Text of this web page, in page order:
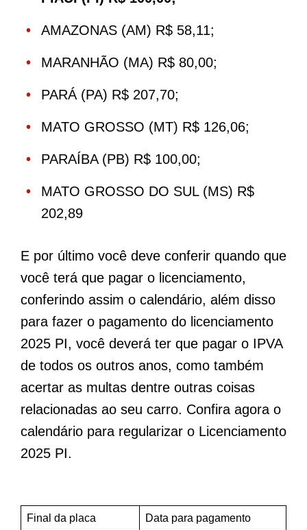
AMAZONAS (AM) R$ 58,11;
MARANHÃO (MA) R$ 80,00;
PARÁ (PA) R$ 207,70;
MATO GROSSO (MT) R$ 126,06;
PARAÍBA (PB) R$ 100,00;
MATO GROSSO DO SUL (MS) R$
202,89
E por último você deve conferir quando que
você terá que pagar o licenciamento,
conferindo assim o calendário, além disso
para fazer o pagamento do licenciamento
2025 PI, você deverá ter que pagar o IPVA
de todos os outros anos, como também
acertar as multas dentre outras coisas
relacionadas ao seu carro. Confira agora o
calendário para regularizar o Licenciamento
2025 PI.
Final da placa Data para pagamento